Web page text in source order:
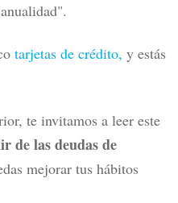
tarjetas de crédito, y estás
te invitamos a leer este
de las deudas de
mejorar tus hábitos